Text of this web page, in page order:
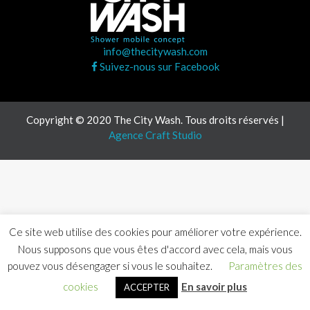
info@thecitywash.com
Suivez-nous sur Facebook
Copyright © 2020 The City Wash. Tous droits réservés |
Agence Craft Studio
Ce site web utilise des cookies pour améliorer votre expérience.
Nous supposons que vous êtes d'accord avec cela, mais vous
pouvez vous désengager si vous le souhaitez.
Paramètres des
cookies
ACCEPTER En savoir plus